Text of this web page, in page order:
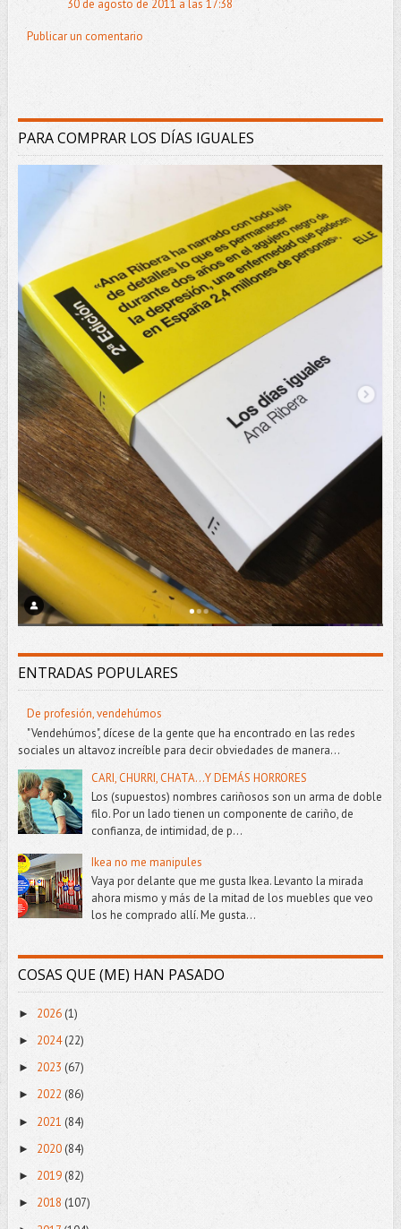
30 de agosto de 2011 a las 17:38
Publicar un comentario
PARA COMPRAR LOS DÍAS IGUALES
ENTRADAS POPULARES
De profesión, vendehúmos
"Vendehúmos", dícese de la gente que ha encontrado en las redes
sociales un altavoz increíble para decir obviedades de manera...
CARI, CHURRI, CHATA...Y DEMÁS HORRORES
Los (supuestos) nombres cariñosos son un arma de doble
filo. Por un lado tienen un componente de cariño, de
confianza, de intimidad, de p...
Ikea no me manipules
Vaya por delante que me gusta Ikea. Levanto la mirada
ahora mismo y más de la mitad de los muebles que veo
los he comprado allí. Me gusta...
COSAS QUE (ME) HAN PASADO
► 2026 (1)
► 2024(22)
► 2023 (67)
► 2022 (86)
► 2021 (84)
► 2020(84)
► 2019(82)
► 2018 (107)